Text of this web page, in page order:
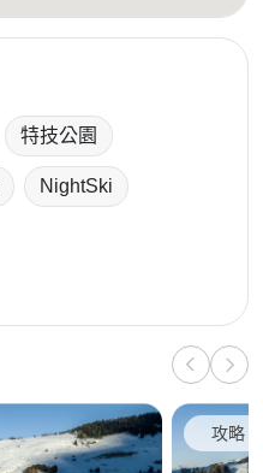
特技公園
NightSki
攻略